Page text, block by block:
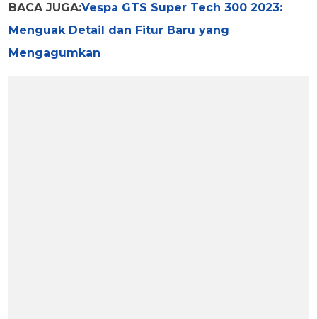
BACA JUGA:Vespa GTS Super Tech 300 2023:
Menguak Detail dan Fitur Baru yang
Mengagumkan